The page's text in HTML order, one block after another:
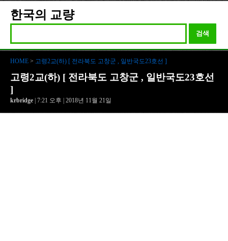
한국의 교량
검색
HOME > 고령2교(하) [ 전라북도 고창군 , 일반국도23호선 ]
고령2교(하) [ 전라북도 고창군 , 일반국도23호선
]
krbridge | 7:21 오후 | 2018년 11월 21일